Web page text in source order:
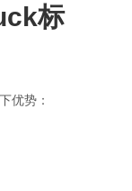
标
优势：